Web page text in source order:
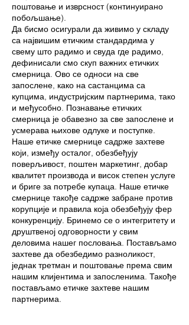
поштовање и изврсност (континуирано
побољшање).
Да бисмо осигурали да живимо у складу
са највишим етичким стандардима у
свему што радимо и свуда где радимо,
дефинисали смо скуп важних етичких
смерница. Ово се односи на све
запослене, како на састанцима са
купцима, индустријским партнерима, тако
и међусобно. Познавање етичких
смерница је обавезно за све запослене и
усмерава њихове одлуке и поступке.
Наше етичке смернице садрже захтеве
који, између осталог, обезбеђују
поверљивост, поштен маркетинг, добар
квалитет производа и висок степен услуге
и бриге за потребе купаца. Наше етичке
смернице такође садрже забране против
корупције и правила која обезбеђују фер
конкуренцију. Бринемо се о интегритету и
друштвеној одговорности у свим
деловима нашег пословања. Постављамо
захтеве да обезбедимо разноликост,
једнак третман и поштовање према свим
нашим клијентима и запосленима. Такође
постављамо етичке захтеве нашим
партнерима.